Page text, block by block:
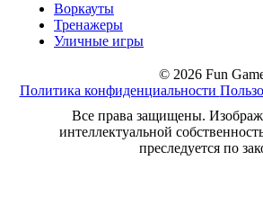
Воркауты
Тренажеры
Уличные игры
© 2026 Fun
Политика конфиденциальности
Все права защищены.
интеллектуальной
преследуется по